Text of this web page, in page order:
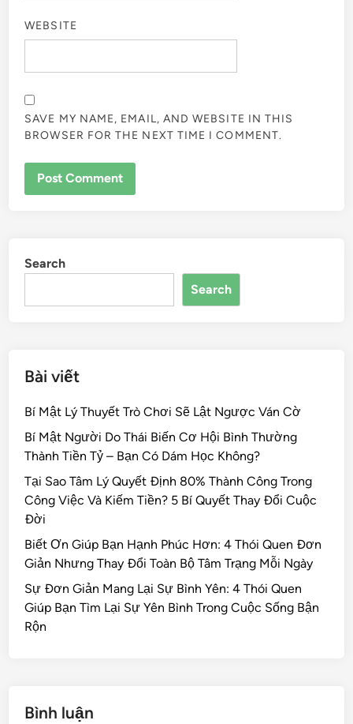
WEBSITE
SAVE MY NAME, EMAIL, AND WEBSITE IN THIS
BROWSER FOR THE NEXT TIME I COMMENT.
Search
Search
Bài viết
Bí Mật Lý Thuyết Trò Chơi Sẽ Lật Ngược Ván Cờ
Bí Mật Người Do Thái Biến Cơ Hội Bình Thường
Thành Tiền Tỷ – Bạn Có Dám Học Không?
Tại Sao Tâm Lý Quyết Định 80% Thành Công Trong
Công Việc Và Kiếm Tiền? 5 Bí Quyết Thay Đổi Cuộc
Đời
Biết Ơn Giúp Bạn Hạnh Phúc Hơn: 4 Thói Quen Đơn
Giản Nhưng Thay Đổi Toàn Bộ Tâm Trạng Mỗi Ngày
Sự Đơn Giản Mang Lại Sự Bình Yên: 4 Thói Quen
Giúp Bạn Tìm Lại Sự Yên Bình Trong Cuộc Sống Bận
Rộn
Bình luận